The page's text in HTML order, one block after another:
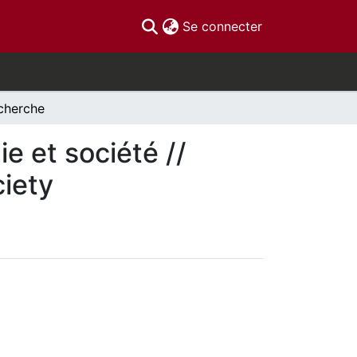
Se connecter(current)
et société //